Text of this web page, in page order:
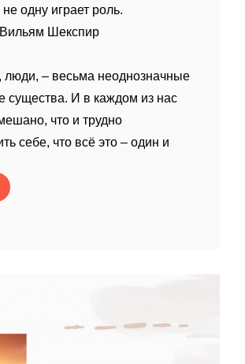
одну играет роль.
Шекспир
– весьма неоднозначные
существа. И в каждом из нас
что и трудно
себе, что всё это – один и